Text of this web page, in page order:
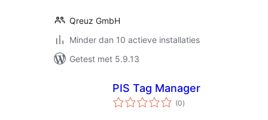
Qreuz GmbH
Minder dan 10 actieve installaties
Getest met 5.9.13
PIS Tag Manager
(0totaal
waarderingen
)